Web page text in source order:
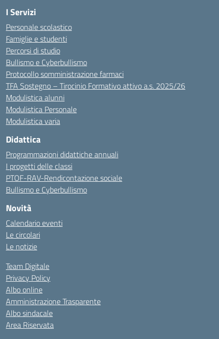
I Servizi
Personale scolastico
Famiglie e studenti
Percorsi di studio
Bullismo e Cyberbullismo
Protocollo somministrazione farmaci
TFA Sostegno – Tirocinio Formativo attivo a.s. 2025/26
Modulistica alunni
Modulistica Personale
Modulistica varia
Didattica
Programmazioni didattiche annuali
I progetti delle classi
PTOF-RAV-Rendicontazione sociale
Bullismo e Cyberbullismo
Novità
Calendario eventi
Le circolari
Le notizie
Team Digitale
Privacy Policy
Albo online
Amministrazione Trasparente
Albo sindacale
Area Riservata